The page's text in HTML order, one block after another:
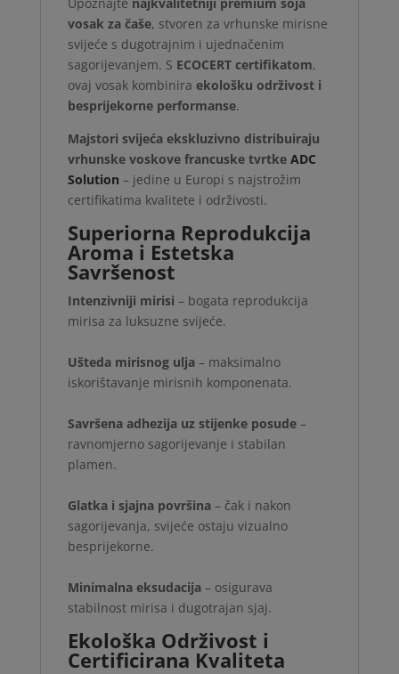
vosak za čaše, stvoren za vrhunske mirisne
svijeće s dugotrajnim i ujednačenim
sagorijevanjem. S ECOCERT certifikatom,
ovaj vosak kombinira ekološku održivost i
besprijekorne performanse.
Majstori svijeća ekskluzivno distribuiraju
vrhunske voskove francuske tvrtke ADC
Solution – jedine u Europi s najstrožim
certifikatima kvalitete i održivosti.
Superiorna Reprodukcija
Aroma i Estetska
Savršenost
Intenzivniji mirisi – bogata reprodukcija
mirisa za luksuzne svijeće.
Ušteda mirisnog ulja– maksimalno
iskorištavanje mirisnih komponenata.
Savršena adhezija uz stijenke posude–
ravnomjerno sagorijevanje i stabilan
plamen.
Glatka i sjajna površina– čak i nakon
sagorijevanja, svijeće ostaju vizualno
besprijekorne.
Minimalna eksudacija– osigurava
stabilnost mirisa i dugotrajan sjaj.
Ekološka Održivost i
Certificirana Kvaliteta